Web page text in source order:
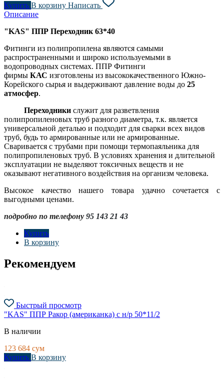
Купить В корзину Написать
Описание
"KAS" ППР Переходник 63*40
Фитинги из полипропилена являются самыми
распространенными и широко используемыми в
водопроводных системах. ППР Фитинги
фирмы КАС изготовлены из высококачественного Южно-
Корейского сырья и выдерживают давление воды до 25
атмосфер.
Переходники служит для разветвления
полипропиленовых труб разного диаметра, т.к. является
универсальной деталью и подходит для сварки всех видов
труб, будь то армированные или не армированные.
Сваривается с трубами при помощи термопаяльника для
полипропиленовых труб. В условиях хранения и длительной
эксплуатации не выделяют токсичных веществ и не
оказывают негативного воздействия на организм человека.
Высокое качество нашего товара удачно сочетается с
выгодными ценами.
подробно по телефону 95 143 21 43
Купить
В корзину
Рекомендуем
Быстрый просмотр
"KAS" ППР Ракор (американка) с н/р 50*11/2
В наличии
123 684 сум
Купить В корзину